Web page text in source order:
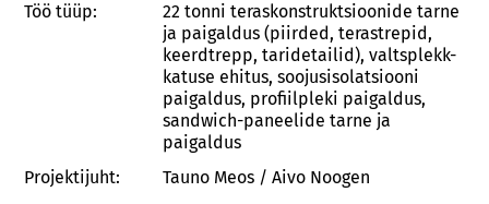
Töö tüüp:
22 tonni teraskonstruktsioonide tarne
ja paigaldus (piirded, terastrepid,
keerdtrepp, taridetailid), valtsplekk-
katuse ehitus, soojusisolatsiooni
paigaldus, profiilpleki paigaldus,
sandwich-paneelide tarne ja
paigaldus
Projektijuht:
Tauno Meos / Aivo Noogen